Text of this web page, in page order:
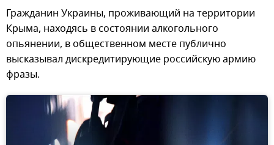
Гражданин Украины, проживающий на территории
Крыма, находясь в состоянии алкогольного
опьянении, в общественном месте публично
высказывал дискредитирующие российскую армию
фразы.